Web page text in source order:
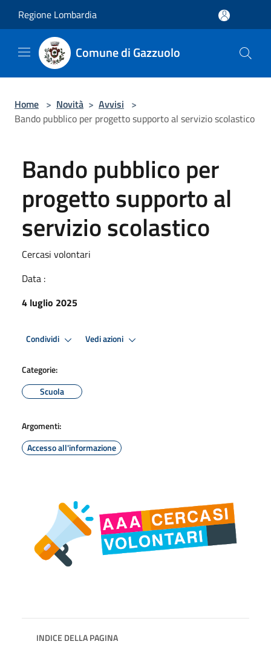
Regione Lombardia
Comune di Gazzuolo
Home > Novità > Avvisi >
Bando pubblico per progetto supporto al servizio scolastico
Bando pubblico per
progetto supporto al
servizio scolastico
Cercasi volontari
Data :
4 luglio 2025
Condividi Vedi azioni
Categorie:
Scuola
Argomenti:
Accesso all'informazione
INDICE DELLA PAGINA